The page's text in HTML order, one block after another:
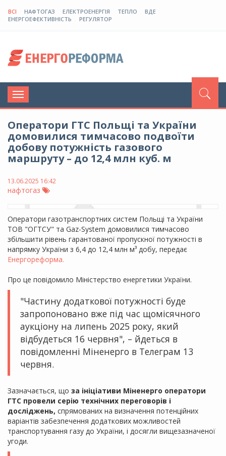
ВСІ НАФТОГАЗ ЕЛЕКТРОЕНЕРГІЯ ТЕПЛО
ВДЕ
ЕНЕРГОЕФЕКТИВНІСТЬ
РЕГУЛЯТОР
Toggle
navigation
Оператори ГТС Польщі та України
домовилися тимчасово подвоїти
добову потужність газового
маршруту – до 12,4 млн куб. м
13.06.2025 16:42
нафтогаз
Оператори газотранспортних систем Польщі та України
ТОВ "ОГТСУ" та Gaz-System домовилися тимчасово
збільшити рівень гарантованої пропускної потужності в
напрямку України з 6,4 до 12,4 млн м³ добу, передає
Енергореформа.
Про це повідомило Міністерство енергетики України.
"Частину додаткової потужності буде
запропоновано вже під час щомісячного
аукціону на липень 2025 року, який
відбудеться 16 червня", – йдеться в
повідомленні Міненерго в Телеграм 13
червня.
Зазначається, що за ініціативи Міненерго оператори
ГТС провели серію технічних переговорів і
досліджень, спрямованих на визначення потенційних
варіантів забезпечення додаткових можливостей
транспортування газу до України, і досягли вищезазначеної
угоди.